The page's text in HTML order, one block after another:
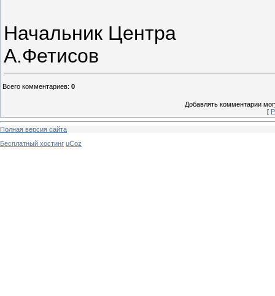
Начальник Центра
А.Фетисов
Всего комментариев: 0
Добавлять комментарии
[
Полная версия сайта
Бесплатный хостинг uCoz